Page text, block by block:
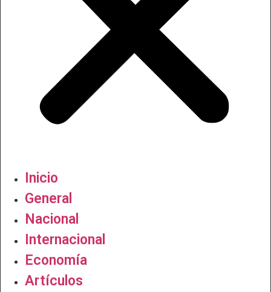
Inicio
General
Nacional
Internacional
Economía
Artículos